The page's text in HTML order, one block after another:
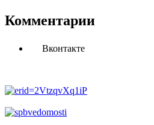
Комментарии
Вконтакте